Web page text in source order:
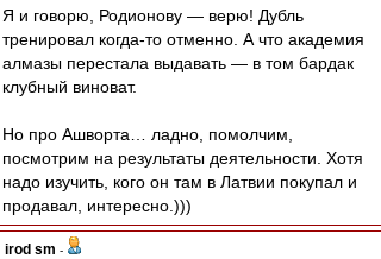
Я и говорю, Родионову — верю! Дубль
тренировал когда-то отменно. А что академия
алмазы перестала выдавать — в том бардак
клубный виноват.
Но про Ашворта… ладно, помолчим,
посмотрим на результаты деятельности. Хотя
надо изучить, кого он там в Латвии покупал и
продавал, интересно.)))
irod sm -